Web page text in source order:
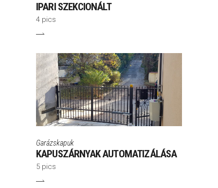
IPARI SZEKCIONÁLT
4 pics
Garázskapuk
KAPUSZÁRNYAK AUTOMATIZÁLÁSA
5 pics